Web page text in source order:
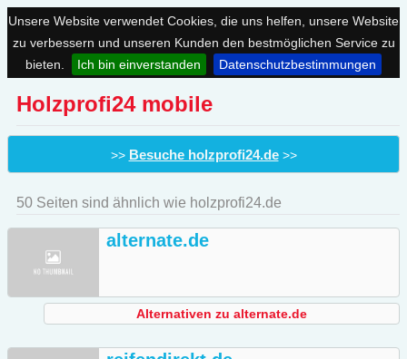
Unsere Website verwendet Cookies, die uns helfen, unsere Website
zu verbessern und unseren Kunden den bestmöglichen Service zu
bieten.
Ich bin einverstanden Datenschutzbestimmungen
Holzprofi24 mobile
>> Besuche holzprofi24.de>>
50 Seiten sind ähnlich wie holzprofi24.de
alternate.de
Alternativen zu alternate.de